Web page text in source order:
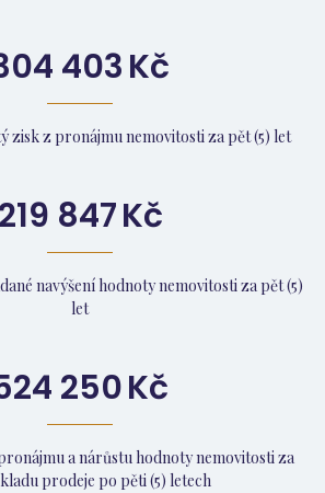
403Kč
zisk z pronájmu nemovitosti za pět (5) let
219 847Kč
navýšení hodnoty nemovitosti za pět (5)
let
250Kč
a nárůstu hodnoty nemovitosti za
prodeje po pěti (5) letech